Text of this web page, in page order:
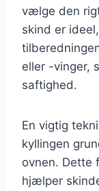
vælge den
skind er
eller -vinger,
saftighed.
En vigtig
kyllingen
ovnen. Dette
hjælper